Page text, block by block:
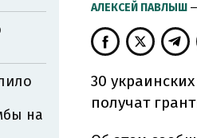
АЛЕКСЕЙ ПАВЛЫШ
30
получат
на